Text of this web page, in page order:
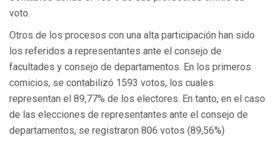
voto.
Otros de los procesos con una alta participación han sido
los referidos a representantes ante el consejo de
facultades y consejo de departamentos. En los primeros
comicios, se contabilizó 1593 votos, los cuales
representan el 89,77% de los electores. En tanto, en el caso
de las elecciones de representantes ante el consejo de
departamentos, se registraron 806 votos (89,56%)